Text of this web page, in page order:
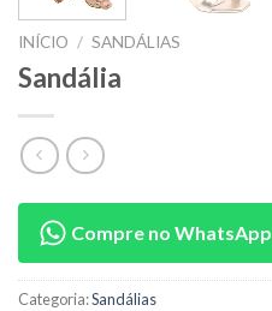
INÍCIO / SANDÁLIAS
Sandália
Compre no WhatsApp
Categoria:Sandálias